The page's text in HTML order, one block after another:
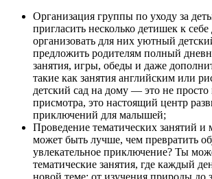
Организация группы по уходу за
пригласить несколько детишек к
организовать для них уютный
предложить родителям полный
занятия, игры, обеды и даже
такие как занятия английским или
детский сад на дому — это не просто
присмотра, это настоящий центр
приключений для малышей;
Проведение тематических занятий и
может быть лучше, чем превратить
увлекательное приключение? Ты
тематические занятия, где каждый
новой теме: от изучения природы до